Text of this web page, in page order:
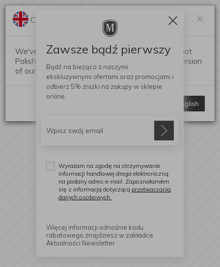
×
Change language?
We've detected that your browser language is not
Polish. Would you like to switch to the English version
of our website?
Switch to English
Zawsze bądź pierwszy
Bądź na bieżąco z naszymi
ekskluzywnymi ofertami oraz promocjami i
odbierz 5% zniżki na zakupy w sklepie
online.
Wyrażam na zgodę na otrzymywanie
informacji handlowej droga elektroniczną
na podany adres e-mail. Zapoznałam/em
się z informacją dotyczącą przetwarzania
danych osobowych.
Więcej informacji odnośnie kodu
rabatowego znajdziesz w zakładce
Aktualności Newsletter.